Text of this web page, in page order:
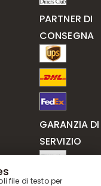
PARTNER DI
CONSEGNA
GARANZIA DI
SERVIZIO
file di testo per